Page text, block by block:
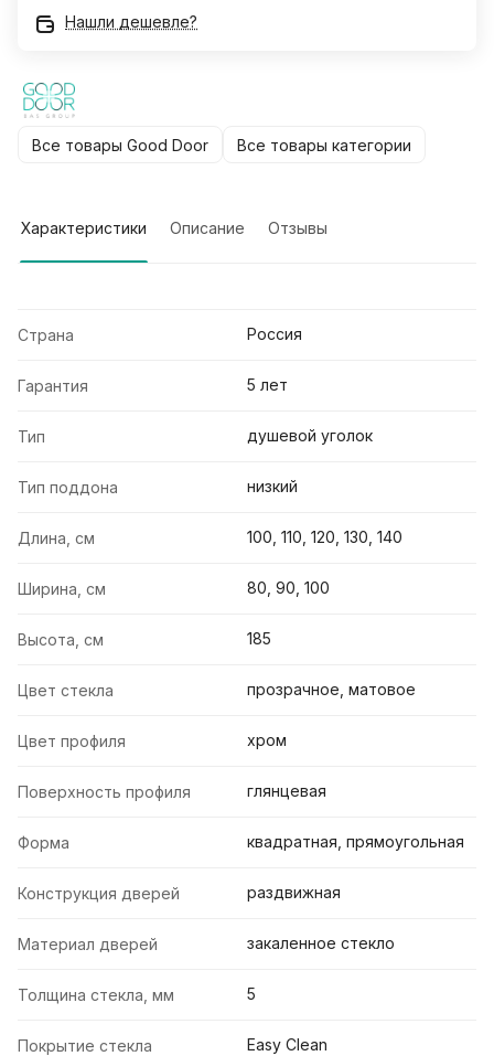
Нашли дешевле?
Все товары Good Door Все товары категории
Характеристики Описание Отзывы
Страна Россия
Гарантия 5 лет
Тип душевой уголок
Тип поддона низкий
Длина, см 100, 110, 120, 130, 140
Ширина, см 80, 90, 100
Высота, см 185
Цвет стекла прозрачное, матовое
Цвет профиля хром
Поверхность профиля глянцевая
Форма квадратная, прямоугольная
Конструкция дверей раздвижная
Материал дверей закаленное стекло
Толщина стекла, мм 5
Покрытие стекла Easy Clean